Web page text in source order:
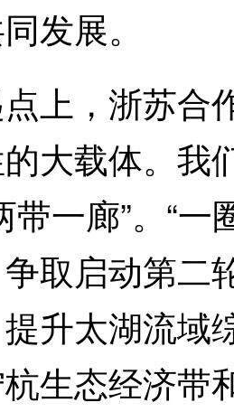
发展。
，浙苏合
大载体。我
带一廊”。“
取启动第二
升太湖流域
生态经济带